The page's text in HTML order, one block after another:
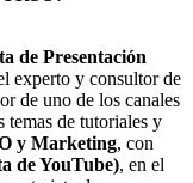
de Presentación
experto y consultor de
de uno de los canales
temas de tutoriales y
y Marketing, con
de YouTube), en el